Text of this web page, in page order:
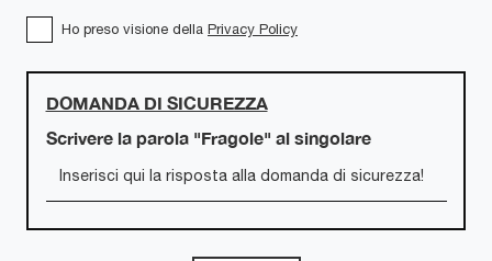
Ho preso visione della Privacy Policy
DOMANDA DI SICUREZZA
Scrivere la parola "Fragole" al singolare